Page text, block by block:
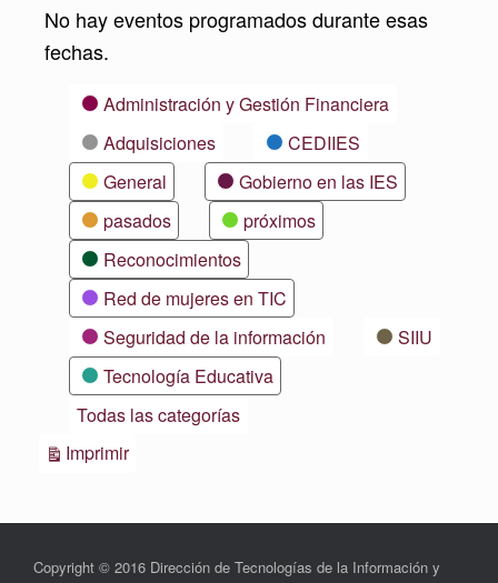
No hay eventos programados durante esas
fechas.
CategoríasAdministración y Gestión Financiera
Adquisiciones
CEDIIES
General
Gobierno en las IES
pasados
próximos
Reconocimientos
Red de mujeres en TIC
Seguridad de la información
SIIU
Tecnología Educativa
Todas las categorías
ImprimirVistas
Copyright © 2016 Dirección de Tecnologías de la Información y